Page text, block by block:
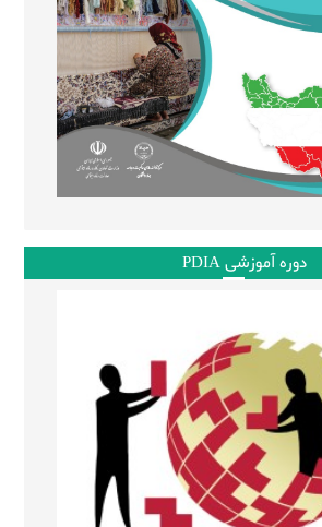
دوره آموزشی PDIA